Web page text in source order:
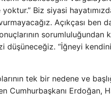
Biz siyasi
Açıkçası ben
sorumluluğundan
“İğneyi
tek bir nedene ve
Cumhurbaşkanı Erdoğan,